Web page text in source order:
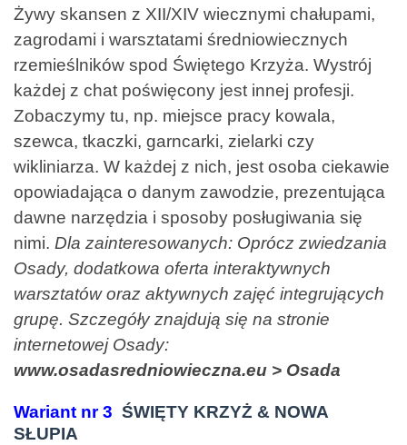
Żywy skansen z XII/XIV wiecznymi chałupami,
zagrodami i warsztatami średniowiecznych
rzemieślników spod Świętego Krzyża. Wystrój
każdej z chat poświęcony jest innej profesji.
Zobaczymy tu, np. miejsce pracy kowala,
szewca, tkaczki, garncarki, zielarki czy
wikliniarza. W każdej z nich, jest osoba ciekawie
opowiadająca o danym zawodzie, prezentująca
dawne narzędzia i sposoby posługiwania się
nimi. Dla zainteresowanych: Oprócz zwiedzania
Osady, dodatkowa oferta interaktywnych
warsztatóworaz aktywnych zajęć integrujących
grupę. Szczegóły znajdują się na stronie
internetowej Osady:
www.osadasredniowieczna.eu > Osada
Wariant nr 3 ŚWIĘTY KRZYŻ & NOWA
SŁUPIA